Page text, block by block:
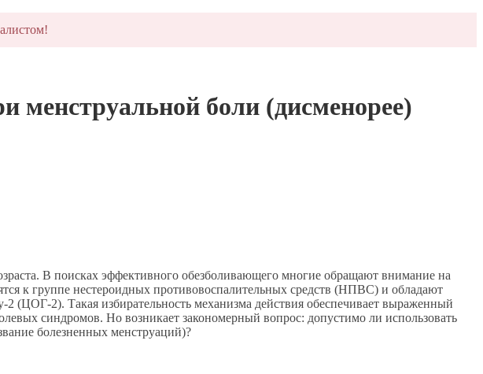
менструальной боли (дисменорее)
В поисках эффективного обезболивающего многие обращают внимание на
к группе нестероидных противовоспалительных средств (НПВС) и обладают
(ЦОГ-2). Такая избирательность механизма действия обеспечивает выраженный
синдромов. Но возникает закономерный вопрос: допустимо ли использовать
болезненных менструаций)?